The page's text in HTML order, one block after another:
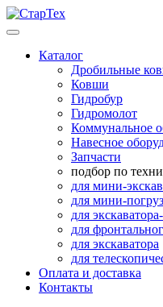
Каталог
Дробильные
Ковши
Гидробур
Гидромолот
Коммунальное
Навесное
Запчасти
подбор по
для мини-
для мини-
для
для
для экскаватора
для
Оплата и доставка
Контакты